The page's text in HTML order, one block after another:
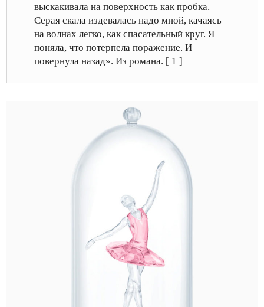
выскакивала на поверхность как пробка.
Серая скала издевалась надо мной, качаясь
на волнах легко, как спасательный круг. Я
поняла, что потерпела поражение. И
повернула назад». Из романа. [ 1 ]